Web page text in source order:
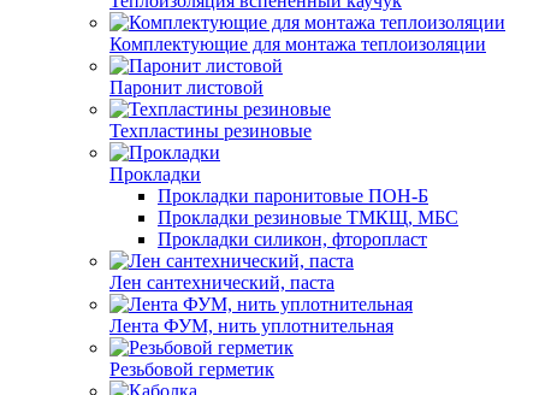
Комплектующие для монтажа теплоизоляции
Паронит листовой
Техпластины резиновые
Прокладки
Прокладки паронитовые ПОН-Б
Прокладки резиновые ТМКЩ, МБС
Прокладки силикон, фторопласт
Лен сантехнический, паста
Лента ФУМ, нить уплотнительная
Резьбовой герметик